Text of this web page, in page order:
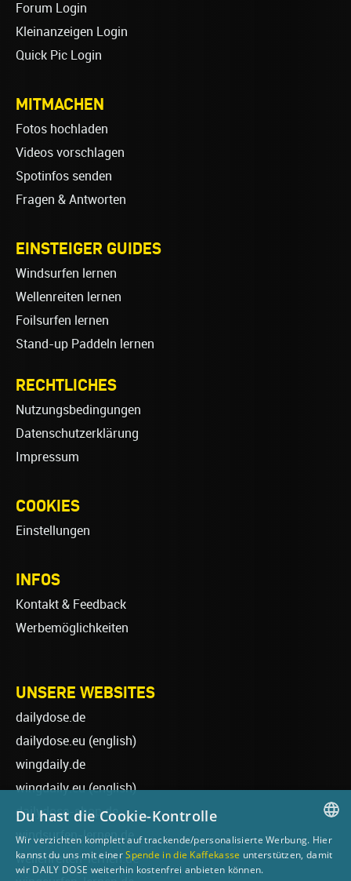
Forum Login
Kleinanzeigen Login
Quick Pic Login
MITMACHEN
Fotos hochladen
Videos vorschlagen
Spotinfos senden
Fragen & Antworten
EINSTEIGER GUIDES
Windsurfen lernen
Wellenreiten lernen
Foilsurfen lernen
Stand-up Paddeln lernen
RECHTLICHES
Nutzungsbedingungen
Datenschutzerklärung
Impressum
COOKIES
Einstellungen
INFOS
Kontakt & Feedback
Werbemöglichkeiten
UNSERE WEBSITES
dailydose.de
dailydose.eu (english)
wingdaily.de
wingdaily.eu(english)
dailydose-shop.de
windsurfen-lernen.de
wellenreiten-lernen.de
GERMAN
Du hast die Cookie-Kontrolle
Wir verzichten komplett auf trackende/personalisierte Werbung. Hier
kannst du uns mit einerSpende in die Kaffekasse unterstützen, damit
wir DAILY DOSE weiterhin kostenfrei anbieten können.